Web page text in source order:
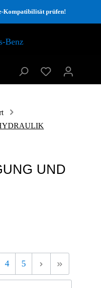
Kompatibilität prüfen!
UND
4 5